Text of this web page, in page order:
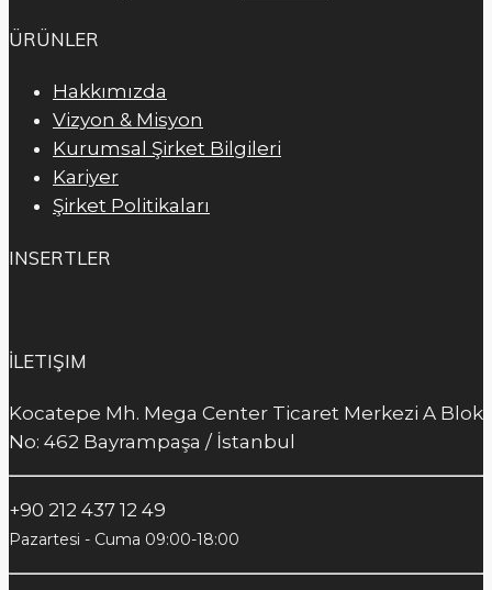
ÜRÜNLER
Hakkımızda
Vizyon & Misyon
Kurumsal Şirket Bilgileri
Kariyer
Şirket Politikaları
INSERTLER
İLETIŞIM
Kocatepe Mh. Mega Center Ticaret Merkezi A Blok
No: 462 Bayrampaşa / İstanbul
+90 212 437 12 49
Pazartesi - Cuma 09:00-18:00